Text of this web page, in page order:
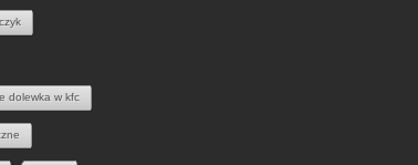
dolewka w kfc